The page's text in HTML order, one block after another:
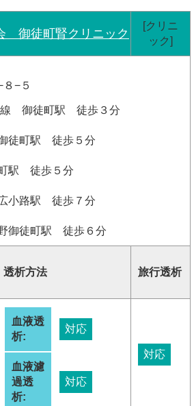
御徒町腎クリニック
[クリニ
ック]
−５
線 御徒町駅 徒歩３分
徒町駅 徒歩５分
駅 徒歩５分
路駅 徒歩７分
御徒町駅 徒歩６分
透析方法 旅行透析
血液透
析:
対応
血液濾
過透
析:
対応
対応